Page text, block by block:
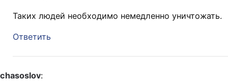
Таких людей необходимо немедленно уничтожать.
Ответить
chasoslov: